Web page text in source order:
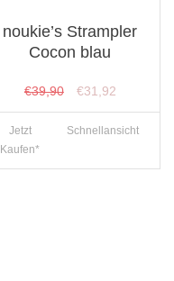
noukie’s Strampler
Cocon blau
€39,90
Ursprünglicher
Preis
war:
€31,92Aktueller
Preis
ist:
Jetzt
Kaufen*
Schnellansicht